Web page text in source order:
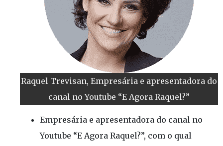
Raquel Trevisan, Empresária e apresentadora do
canal no Youtube “E Agora Raquel?”
Empresária e apresentadora do canal no
Youtube “E Agora Raquel?”, com o qual